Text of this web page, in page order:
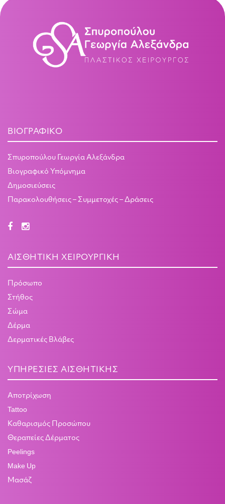
ΒΙΟΓΡΑΦΙΚΌ
Σπυροπούλου Γεωργία Αλεξάνδρα
Βιογραφικό Υπόμνημα
Δημοσιεύσεις
Παρακολουθήσεις – Συμμετοχές – Δράσεις
ΑΙΣΘΗΤΙΚΉ ΧΕΙΡΟΥΡΓΙΚΉ
Πρόσωπο
Στήθος
Σώμα
Δέρμα
Δερματικές Βλάβες
ΥΠΗΡΕΣΊΕΣ ΑΙΣΘΗΤΙΚΉΣ
Αποτρίχωση
Tattoo
Καθαρισμός Προσώπου
Θεραπείες Δέρματος
Peelings
Make Up
Μασάζ